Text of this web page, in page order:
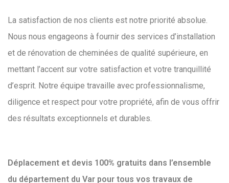
La satisfaction de nos clients est notre priorité absolue.
Nous nous engageons à fournir des services d’installation
et de rénovation de cheminées de qualité supérieure, en
mettant l’accent sur votre satisfaction et votre tranquillité
d’esprit. Notre équipe travaille avec professionnalisme,
diligence et respect pour votre propriété, afin de vous offrir
des résultats exceptionnels et durables.
Déplacement et devis 100% gratuits dans l’ensemble
du département du Var pour tous vos travaux de